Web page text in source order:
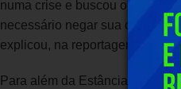
numa crise e buscou o retiro
necessário negar sua
explicou, na reportagem de
Para além da Estância